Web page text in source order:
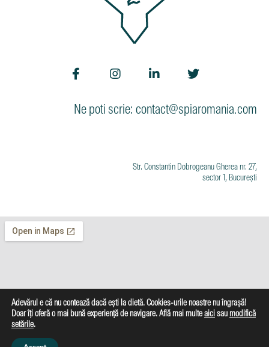
Ne poti scrie: contact@spiaromania.com
Str. Constantin Dobrogeanu Gherea nr. 27,
sector 1, București
Adevărul e că nu contează dacă ești la dietă. Cookies-urile noastre nu îngrașă!
Doar îți oferă o mai bună experiență de navigare. Află mai multeaici sau modifică
setările.